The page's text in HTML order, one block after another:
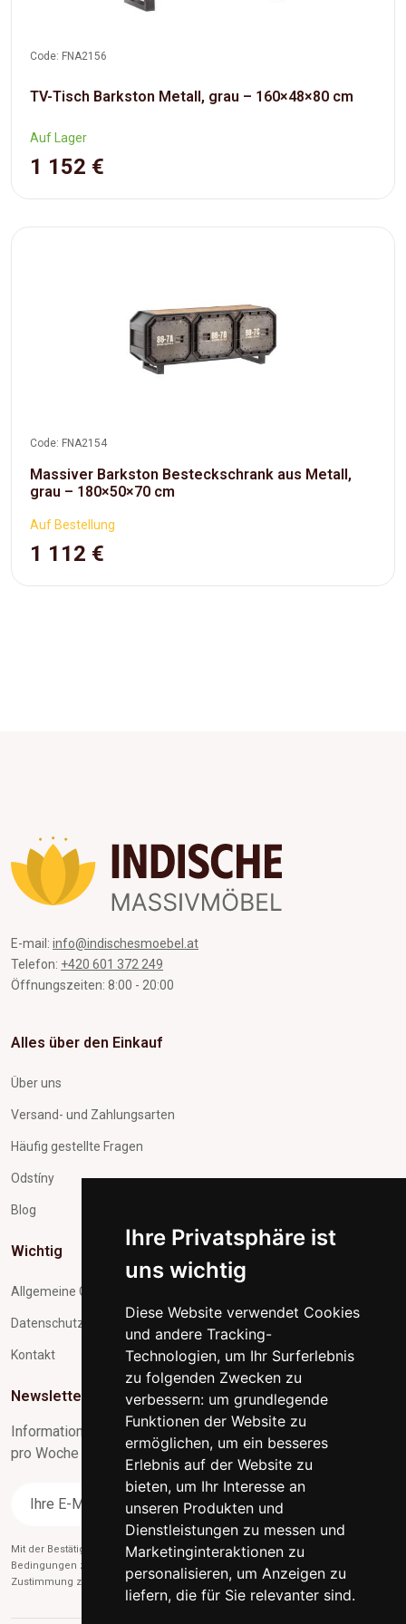
Ihre Privatsphäre ist
uns wichtig
Diese Website verwendet Cookies
und andere Tracking-
Technologien, um Ihr Surferlebnis
zu folgenden Zwecken zu
verbessern: um grundlegende
Funktionen der Website zu
ermöglichen, um ein besseres
Erlebnis auf der Website zu
bieten, um Ihr Interesse an
unseren Produkten und
Dienstleistungen zu messen und
Marketinginteraktionen zu
personalisieren, um Anzeigen zu
liefern, die für Sie relevanter sind.
Code: FNA2156
TV-Tisch Barkston Metall, grau – 160×48×80 cm
Auf Lager
1 152 €
Code: FNA2154
Massiver Barkston Besteckschrank aus Metall,
grau – 180×50×70 cm
Auf Bestellung
1 112 €
E-mail: info@indischesmoebel.at
Telefon: +420 601 372 249
Öffnungszeiten: 8:00 - 20:00
Alles über den Einkauf
Über uns
Versand- und Zahlungsarten
Häufig gestellte Fragen
Odstíny
Blog
Wichtig
Allgemeine Geschäftsbedingungen
Datenschutz und Verarbeitung personenbezogener Daten
Kontakt
Newsletter-Abonnement
Informationen zu Neuigkeiten und nützliche Tipps max. 1x
pro Woche
Mit der Bestätigung des Abonnements stimmen Sie gleichzeitig unseren
Bedingungen zu
des Datenschutzes und gleichzeitig erteilen Sie uns die
Zustimmung zum Versand von Werbe-E-Mails.